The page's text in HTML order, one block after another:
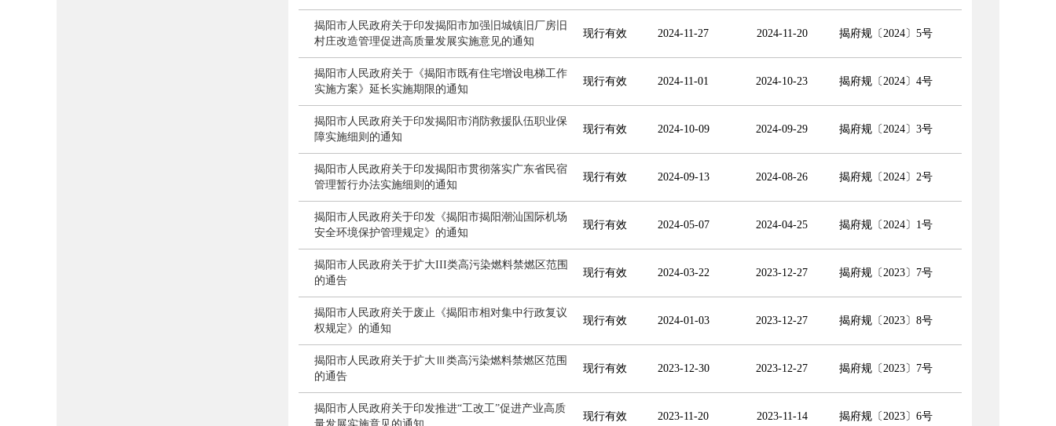
揭阳市人民政府关于印发揭阳市加强旧城镇旧厂房旧
村庄改造管理促进高质量发展实施意见的通知
现行有效 2024-11-27 2024-11-20 揭府规〔2024〕5号
揭阳市人民政府关于《揭阳市既有住宅增设电梯工作
实施方案》延长实施期限的通知
现行有效 2024-11-01 2024-10-23 揭府规〔2024〕4号
揭阳市人民政府关于印发揭阳市消防救援队伍职业保
障实施细则的通知
现行有效 2024-10-09 2024-09-29 揭府规〔2024〕3号
揭阳市人民政府关于印发揭阳市贯彻落实广东省民宿
管理暂行办法实施细则的通知
现行有效 2024-09-13 2024-08-26 揭府规〔2024〕2号
揭阳市人民政府关于印发《揭阳市揭阳潮汕国际机场
安全环境保护管理规定》的通知
现行有效 2024-05-07 2024-04-25 揭府规〔2024〕1号
揭阳市人民政府关于扩大III类高污染燃料禁燃区范围
的通告
现行有效 2024-03-22 2023-12-27 揭府规〔2023〕7号
揭阳市人民政府关于废止《揭阳市相对集中行政复议
权规定》的通知
现行有效 2024-01-03 2023-12-27 揭府规〔2023〕8号
揭阳市人民政府关于扩大Ⅲ类高污染燃料禁燃区范围
的通告
现行有效 2023-12-30 2023-12-27 揭府规〔2023〕7号
揭阳市人民政府关于印发推进“工改工”促进产业高质
现行有效 2023-11-20 2023-11-14 揭府规〔2023〕6号